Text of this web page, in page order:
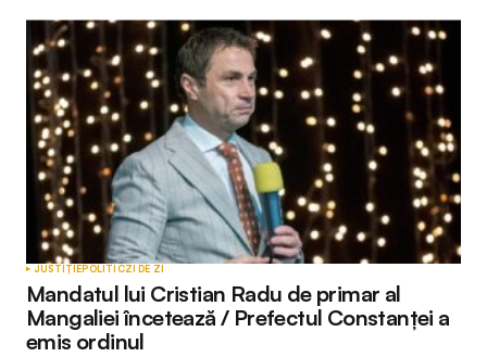
JUSTIȚIEPOLITICZI DE ZI
Mandatul lui Cristian Radu de primar al
Mangaliei încetează / Prefectul Constanței a
emis ordinul